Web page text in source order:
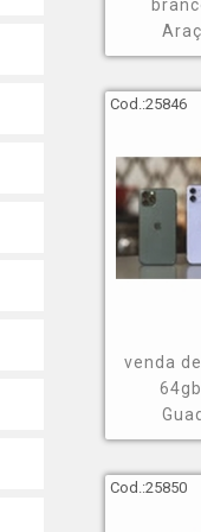
qualidade e
empresa na
Oferecendo
opções,
por
eletrônicos
Cod.:25846
venda
Cod.:25850